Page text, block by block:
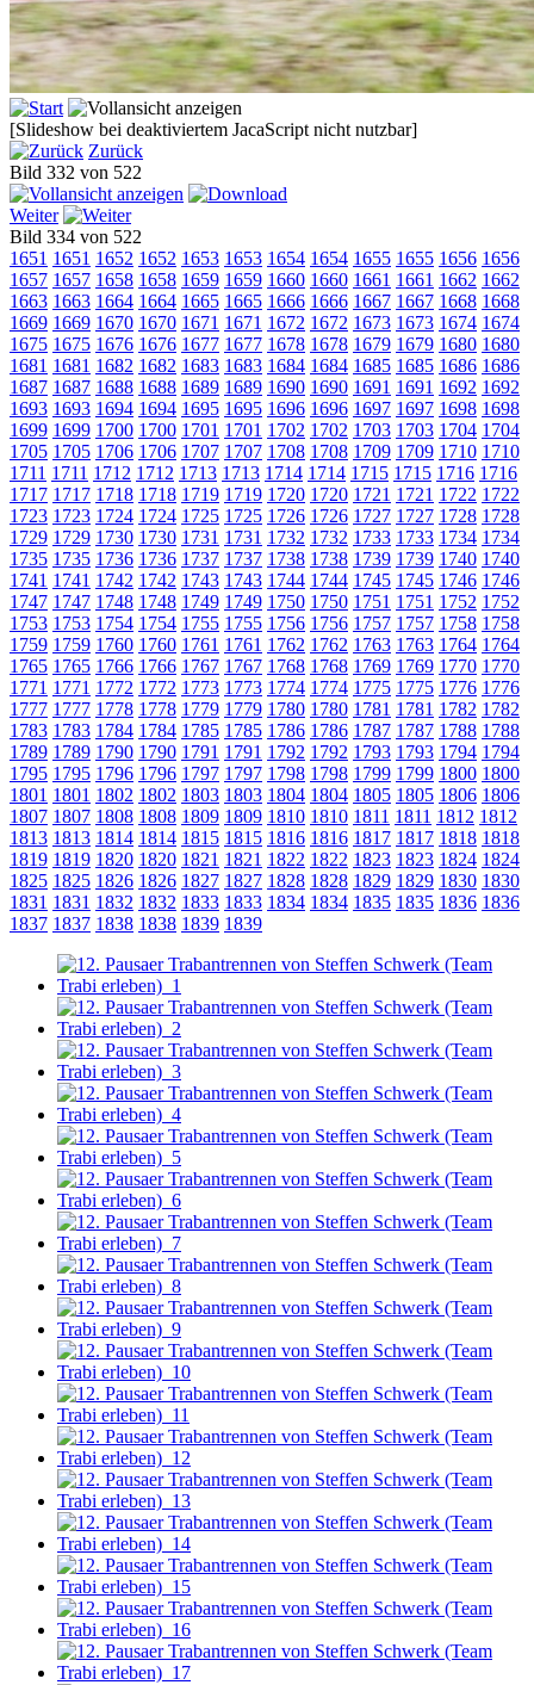
[Slideshow bei deaktiviertem JacaScript nicht nutzbar]
Zurück
Bild 332 von 522
Weiter
Bild 334 von 522
1651 1651 1652 1652 1653 1653 1654 1654 1655 1655 1656 1656
1657 1657 1658 1658 1659 1659 1660 1660 1661 1661 1662 1662
1663 1663 1664 1664 1665 1665 1666 1666 1667 1667 1668 1668
1669 1669 1670 1670 1671 1671 1672 1672 1673 1673 1674 1674
1675 1675 1676 1676 1677 1677 1678 1678 1679 1679 1680 1680
1681 1681 1682 1682 1683 1683 1684 1684 1685 1685 1686 1686
1687 1687 1688 1688 1689 1689 1690 1690 1691 1691 1692 1692
1693 1693 1694 1694 1695 1695 1696 1696 1697 1697 1698 1698
1699 1699 1700 1700 1701 1701 1702 1702 1703 1703 1704 1704
1705 1705 1706 1706 1707 1707 1708 1708 1709 1709 1710 1710
1711 1711 1712 1712 1713 1713 1714 1714 1715 1715 1716 1716
1717 1717 1718 1718 1719 1719 1720 1720 1721 1721 1722 1722
1723 1723 1724 1724 1725 1725 1726 1726 1727 1727 1728 1728
1729 1729 1730 1730 1731 1731 1732 1732 1733 1733 1734 1734
1735 1735 1736 1736 1737 1737 1738 1738 1739 1739 1740 1740
1741 1741 1742 1742 1743 1743 1744 1744 1745 1745 1746 1746
1747 1747 1748 1748 1749 1749 1750 1750 1751 1751 1752 1752
1753 1753 1754 1754 1755 1755 1756 1756 1757 1757 1758 1758
1759 1759 1760 1760 1761 1761 1762 1762 1763 1763 1764 1764
1765 1765 1766 1766 1767 1767 1768 1768 1769 1769 1770 1770
1771 1771 1772 1772 1773 1773 1774 1774 1775 1775 1776 1776
1777 1777 1778 1778 1779 1779 1780 1780 1781 1781 1782 1782
1783 1783 1784 1784 1785 1785 1786 1786 1787 1787 1788 1788
1789 1789 1790 1790 1791 1791 1792 1792 1793 1793 1794 1794
1795 1795 1796 1796 1797 1797 1798 1798 1799 1799 1800 1800
1801 1801 1802 1802 1803 1803 1804 1804 1805 1805 1806 1806
1807 1807 1808 1808 1809 1809 1810 1810 1811 1811 1812 1812
1813 1813 1814 1814 1815 1815 1816 1816 1817 1817 1818 1818
1819 1819 1820 1820 1821 1821 1822 1822 1823 1823 1824 1824
1825 1825 1826 1826 1827 1827 1828 1828 1829 1829 1830 1830
1831 1831 1832 1832 1833 1833 1834 1834 1835 1835 1836 1836
1837 1837 1838 1838 1839 1839